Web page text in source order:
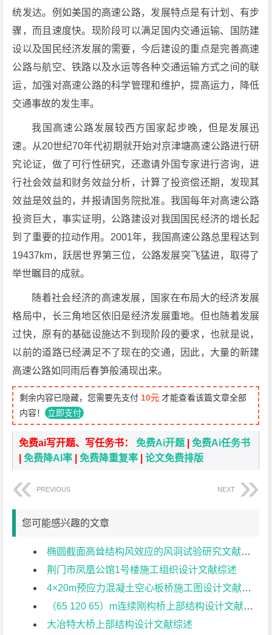
统发达。例如美国的高速公路，发展特点是有计划、有步
骤，而且速度快。现阶段可以满足国内交通运输、国防建
设以及国民经济发展的需要，今后建设的重点是完善高速
公路与航空、铁路以及水运等各种交通运输方式之间的联
运，加强对高速公路的科学管理和维护，提高运力，降低
交通事故的发生率。
我国高速公路发展较西方国家起步晚，但是发展迅
速。从20世纪70年代初期就开始对京津塘高速公路进行研
究论证，做了可行性研究，还邀请外国专家进行咨询，进
行社会效益和财务效益分析，计算了投资偿还期，发现其
效益是效益的，并报请国务院批准。我国每年对高速公路
投资巨大，事实证明，公路建设对我国国民经济的增长起
到了重要的拉动作用。2001年，我国高速公路总里程达到
19437km，跃居世界第三位，公路发展突飞猛进，取得了
举世瞩目的成就。
随着社会经济的高速发展，国家在布局大的经济发展
格局中，长三角地区依旧是经济发展重地。但也随着发展
过快，原有的基础设施达不到现阶段的要求，也就是说，
以前的道路已经满足不了现在的交通，因此，大量的新建
高速公路如同雨后春笋般涌现出来。
剩余内容已隐藏，您需要先支付 10元 才能查看该篇文章全部
内容！ 立即支付
免费ai写开题、写任务书：免费Ai开题 |免费Ai任务书
|免费降AI率 |免费降重复率 |论文免费排版
PREVIOUS NEXT
您可能感兴趣的文章
椭圆截面高耸结构风效应的风洞试验研究文献综述
荆门市凤凰公馆1号楼施工组织设计文献综述
4×20m预应力混凝土空心板桥施工图设计文献综述
（65 120 65）m连续刚构桥上部结构设计文献综述
大冶特大桥上部结构设计文献综述